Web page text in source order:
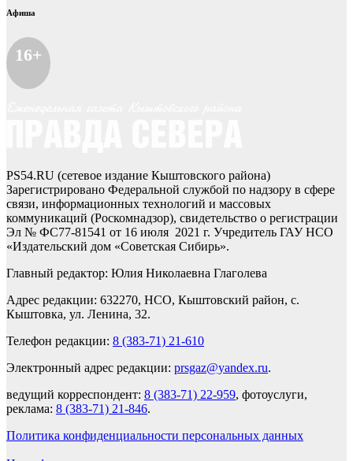
Афиша
16+
PS54.RU (сетевое издание Кыштовского района)
Зарегистрировано Федеральной службой по надзору в сфере
связи, информационных технологий и массовых
коммуникаций (Роскомнадзор), свидетельство о регистрации
Эл № ФС77-81541 от 16 июля 2021 г. Учредитель ГАУ НСО
«Издательский дом «Советская Сибирь».
Главный редактор: Юлия Николаевна Глаголева
Адрес редакции: 632270, НСО, Кыштовский район, с.
Кыштовка, ул. Ленина, 32.
Телефон редакции: 8 (383-71) 21-610
Электронный адрес редакции: prsgaz@yandex.ru.
ведущий корреспондент: 8 (383-71) 22-959, фотоуслуги,
реклама: 8 (383-71) 21-846.
Политика конфиденциальности персональных данных